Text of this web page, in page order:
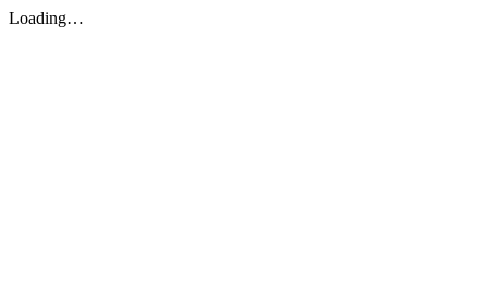
Loading…